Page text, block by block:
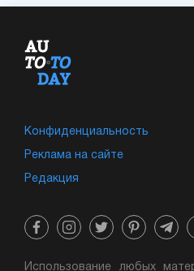
Конфиденциальность
Реклама на сайте
Редакция
Использование любых